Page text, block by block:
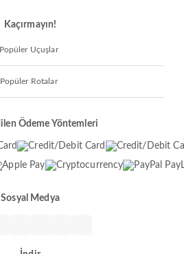
Kaçırmayın!
Uçuşlar
Rotalar
Ödeme Yöntemleri
Sosyal Medya